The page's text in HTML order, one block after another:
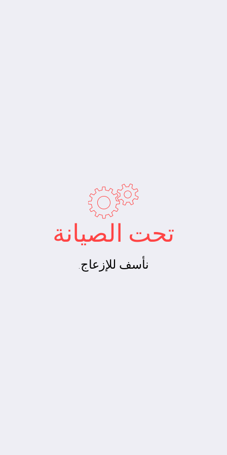
تحت الصيانة
نأسف للإزعاج.